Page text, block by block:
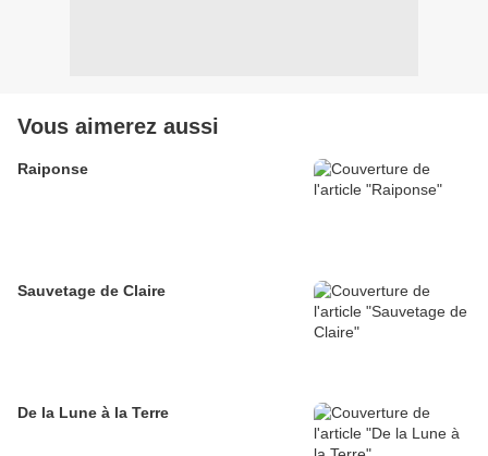
Vous aimerez aussi
Raiponse
Sauvetage de Claire
De la Lune à la Terre